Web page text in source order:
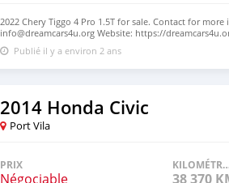
2022 Chery Tiggo 4 Pro 1.5T for sale. Contact for
info@dreamcars4u.org Website: https://
2710.
Publié il y a environ 2 ans
2014 Honda Civic
Port Vila
PRIX
Négociable 38 370